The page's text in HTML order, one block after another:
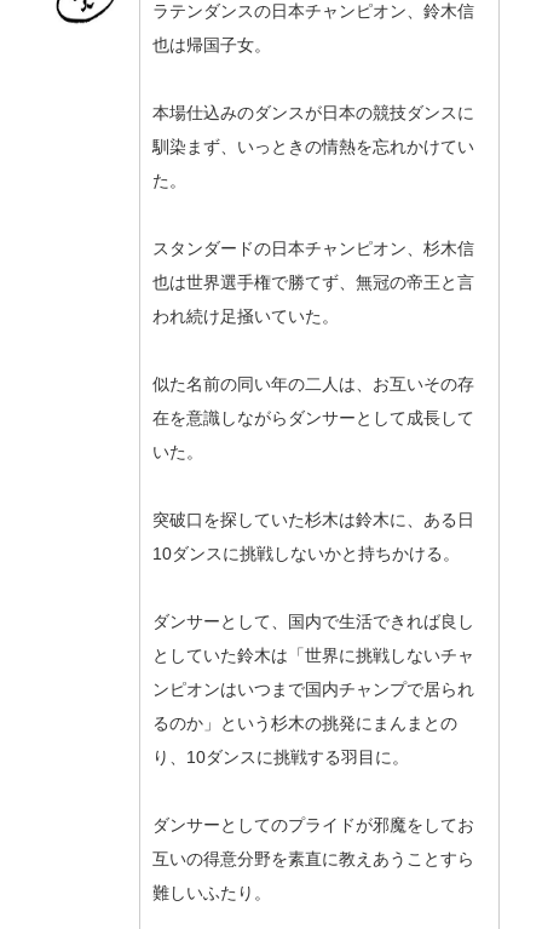
ラテンダンスの日本チャンピオン、鈴木信
也は帰国子女。
本場仕込みのダンスが日本の競技ダンスに
馴染まず、いっときの情熱を忘れかけてい
た。
スタンダードの日本チャンピオン、杉木信
也は世界選手権で勝てず、無冠の帝王と言
われ続け足掻いていた。
似た名前の同い年の二人は、お互いその存
在を意識しながらダンサーとして成長して
いた。
突破口を探していた杉木は鈴木に、ある日
10ダンスに挑戦しないかと持ちかける。
ダンサーとして、国内で生活できれば良し
としていた鈴木は「世界に挑戦しないチャ
ンピオンはいつまで国内チャンプで居られ
るのか」という杉木の挑発にまんまとの
り、10ダンスに挑戦する羽目に。
ダンサーとしてのプライドが邪魔をしてお
互いの得意分野を素直に教えあうことすら
難しいふたり。